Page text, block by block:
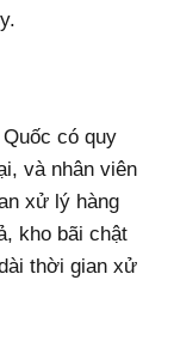
có quy
và nhân viên
xử lý hàng
kho bãi chật
thời gian xử